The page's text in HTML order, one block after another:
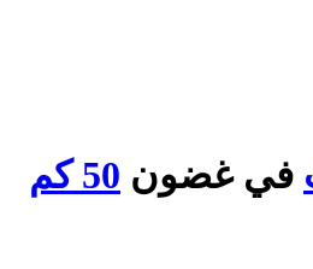
في غضون
50 كم